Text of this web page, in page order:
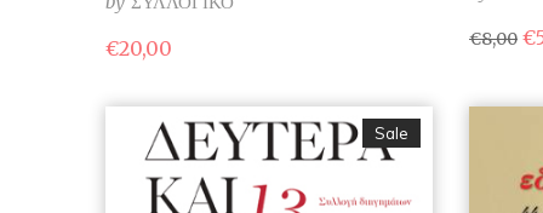
€20,00 €8,00 €
Sale